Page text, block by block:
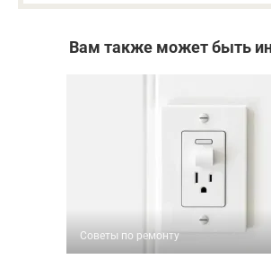
Вам также может быть
Советы по ремонту